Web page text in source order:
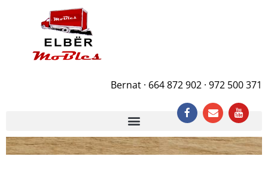
Bernat · 664 872 902 · 972 500 371